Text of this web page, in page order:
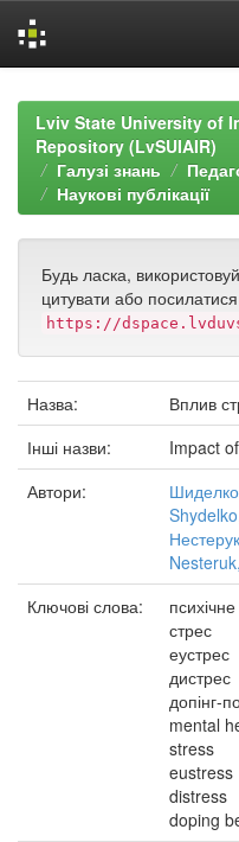
navigationLviv State University of
Repository (LvSUIAIR)
Галузі знань
Наукові публікації
Будь ласка,
цитувати або
https://
Назва:
Вплив
Інші назви:
Impact
Автори:
Ключові слова:
стрес
еустрес
дистрес
допінг-
mental
stress
eustress
distress
doping